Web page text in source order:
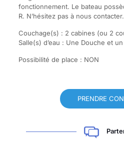
fonctionnement. Le bateau
R. N’hésitez pas à nous
Couchage(s) : 2 cabines (ou 2
Salle(s) d’eau : Une Douche et
Possibilité de place : NON
PRENDRE